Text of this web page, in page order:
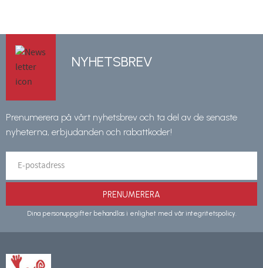
NYHETSBREV
Prenumerera på vårt nyhetsbrev och ta del av de senaste
nyheterna, erbjudanden och rabattkoder!
PRENUMERERA
Dina personuppgifter behandlas i enlighet med vår integritetspolicy.